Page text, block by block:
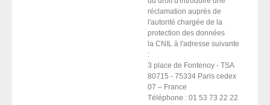
réclamation auprès de
l'autorité chargée de la
protection des données
la CNIL à l'adresse suivante
:
3 place de Fontenoy - TSA
80715 - 75334 Paris cedex
07 – France
Téléphone : 01 53 73 22 22